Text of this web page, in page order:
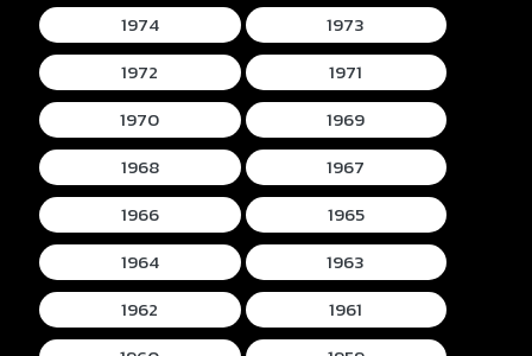
1974
1973
1972
1971
1970
1969
1968
1967
1966
1965
1964
1963
1962
1961